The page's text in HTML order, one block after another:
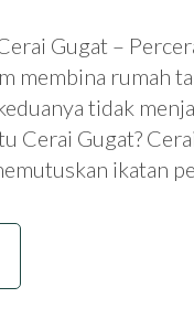
Gugat –
membina rumah
tidak
Cerai Gugat?
ikatan